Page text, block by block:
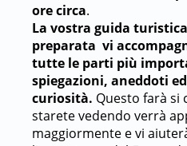
ore circa.
La vostra guida
preparata vi
tutte le parti più
spiegazioni, aneddoti
curiosità. Questo farà si
starete vedendo verrà
maggiormente e vi